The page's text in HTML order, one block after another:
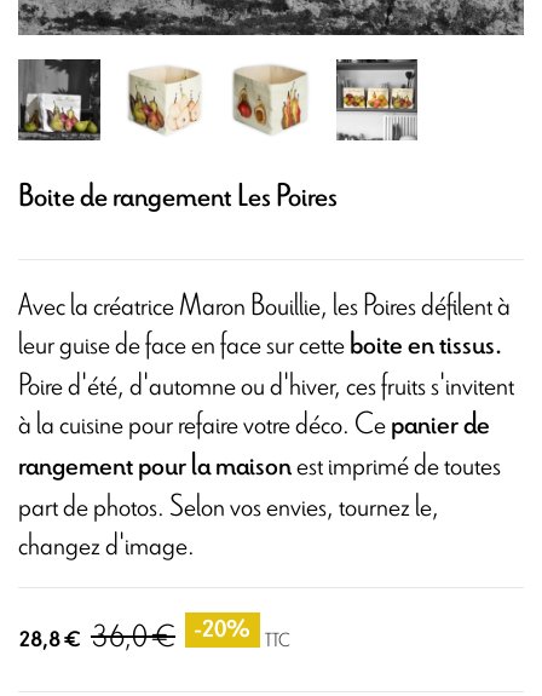
Boite de rangement Les Poires
Avec la créatrice Maron Bouillie, les Poires défilent à
leur guise de face en face sur cetteboite en tissus.
Poire d'été, d'automne ou d'hiver, ces fruits s'invitent
à la cuisine pour refaire votre déco. Cepanier de
rangement pour la maisonest imprimé de toutes
part de photos. Selon vos envies, tournez le,
changez d'image.
28,8 € 36,0 € -20% TTC